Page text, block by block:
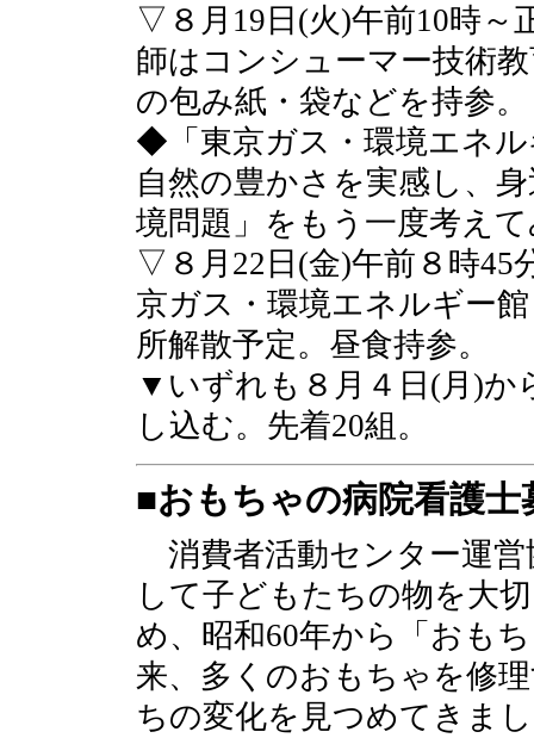
▽８月19日(火)午前10時～
師はコンシューマー技術
の包み紙・袋などを持参。
◆「東京ガス・環境エネ
自然の豊かさを実感し、
境問題」をもう一度考え
▽８月22日(金)午前８時45
京ガス・環境エネルギー
所解散予定。昼食持参。
▼いずれも８月４日(月)か
し込む。先着20組。
■おもちゃの病院看護士
消費者活動センター運
して子どもたちの物を大
め、昭和60年から「おも
来、多くのおもちゃを修
ちの変化を見つめてきま